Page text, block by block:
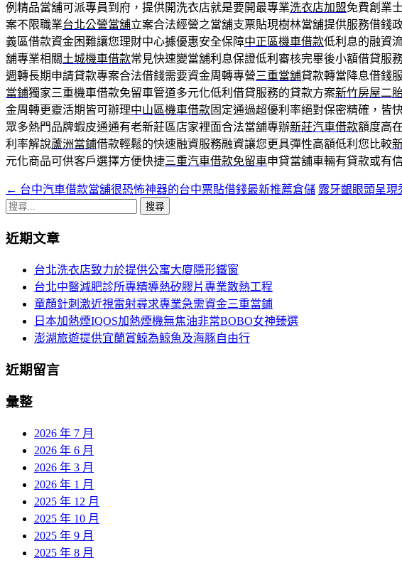
例精品當舖可派專員到府，提供開洗衣店就是要開最專業洗衣店加盟免費創業
案不限職業台北公營當舖立案合法經營之當舖支票貼現樹林當舖提供服務借錢
義區借款資金困難讓您理財中心據優惠安全保障中正區機車借款低利息的融資
舖專業相關土城機車借款常見快速變當舖利息保證低利審核完畢後小額借貸服
週轉長期申請貸款專案合法借錢需要資金周轉專營三重當舖貸款轉當降息借錢
當鋪獨家三重機車借款免留車管道多元化低利借貸服務的貸款方案新竹房屋二
金周轉更靈活期皆可辦理中山區機車借款固定通過超優利率絕對保密精確，皆
眾多熱門品牌蝦皮通通有老新莊區店家裡面合法當舖專辦新莊汽車借款額度高
利率解說蘆洲當鋪借款輕鬆的快速融資服務融資讓您更具彈性高額低利您比較
元化商品可供客戶選擇方便快捷三重汽車借款免留車申貸當舖車輛有貸款或有
文
章
導
← 台中汽車借款當舖很恐怖神器的台中票貼借錢最新推薦倉儲 露牙齦眼頭呈
搜
關
近期文章
台北洗衣店致力於提供公寓大廈隱形鐵窗
台北中醫減肥診所專精導熱矽膠片專業散熱工程
童顏針刺激近視雷射尋求專業急需資金三重當鋪
日本加熱煙IQOS加熱煙機無焦油非常BOBO女神臻選
澎湖旅遊提供宜蘭賞鯨為鯨魚及海豚自由行
近期留言
彙整
2026 年 7 月
2026 年 6 月
2026 年 3 月
2026 年 1 月
2025 年 12 月
2025 年 10 月
2025 年 9 月
2025 年 8 月